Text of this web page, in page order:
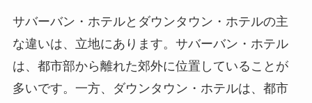
サバーバン・ホテルとダウンタウン・ホテルの主
な違いは、立地にあります。サバーバン・ホテル
は、都市部から離れた郊外に位置していることが
多いです。一方、ダウンタウン・ホテルは、都市